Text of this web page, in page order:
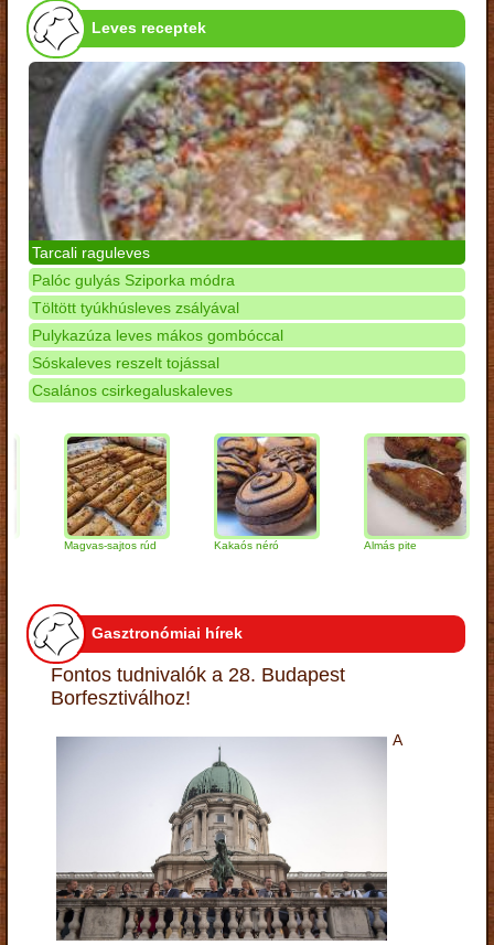
Leves receptek
Tarcali raguleves
Palóc gulyás Sziporka módra
Töltött tyúkhúsleves zsályával
Pulykazúza leves mákos gombóccal
Sóskaleves reszelt tojással
Csalános csirkegaluskaleves
Magvas-sajtos rúd Kakaós néró Almás pite
Gasztronómiai hírek
Fontos tudnivalók a 28. Budapest
Borfesztiválhoz!
A